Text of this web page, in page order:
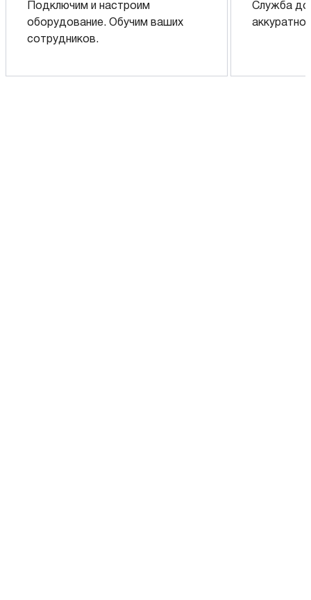
Подключим и настроим
оборудование. Обучим ваших
сотрудников.
Служба
аккуратно